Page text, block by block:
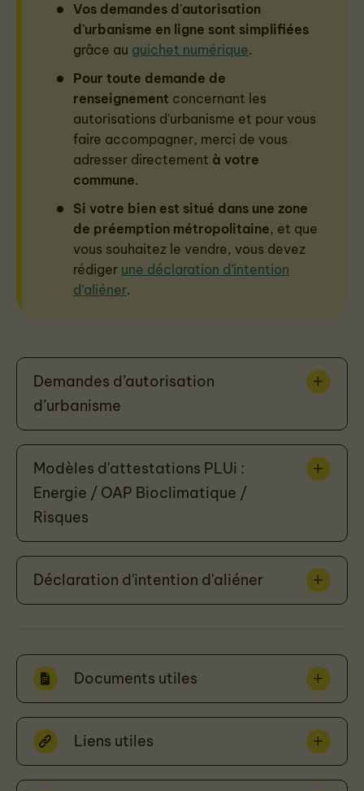
Vos demandes d'autorisation
d'urbanisme en ligne sont simplifiées
grâce au guichet numérique.
Pour toute demande de
renseignement concernant les
autorisations d'urbanisme et pour vous
faire accompagner, merci de vous
adresser directement à votre
commune.
Si votre bien est situé dans une zone
de préemption métropolitaine, et que
vous souhaitez le vendre, vous devez
rédiger une déclaration d’intention
d’aliéner.
Demandes d’autorisation
d’urbanisme
Modèles d'attestations PLUi :
Energie / OAP Bioclimatique /
Risques
Déclaration d'intention d'aliéner
Documents utiles
Liens utiles